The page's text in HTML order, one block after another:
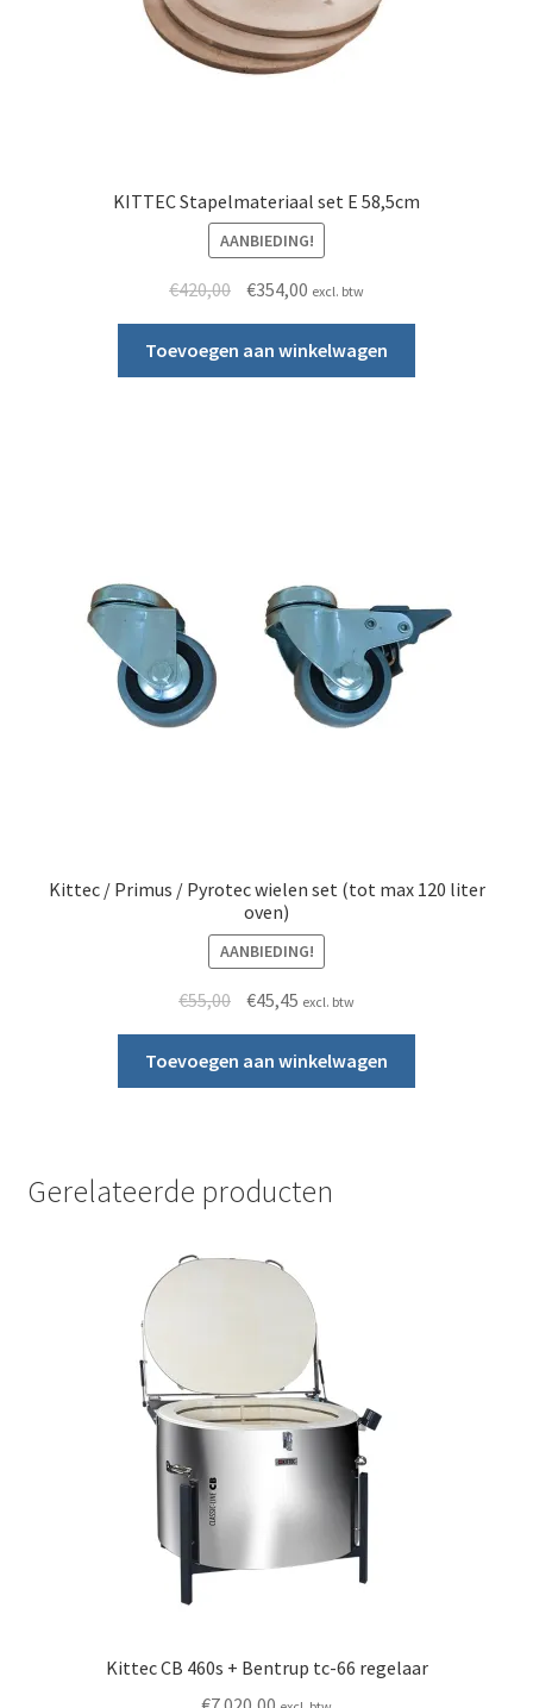
KITTEC Stapelmateriaal set E 58,5cm
AANBIEDING!
€420,00 Oorspronkelijke prijs was: €420,00.
€354,00Huidige prijs is: €354,00.
excl. btw
Toevoegen aan winkelwagen
Kittec / Primus / Pyrotec wielen set (tot max 120 liter
oven)
AANBIEDING!
€55,00 Oorspronkelijke prijs was: €55,00.
€45,45Huidige prijs is: €45,45.
excl. btw
Toevoegen aan winkelwagen
Gerelateerde producten
Kittec CB 460s + Bentrup tc-66 regelaar